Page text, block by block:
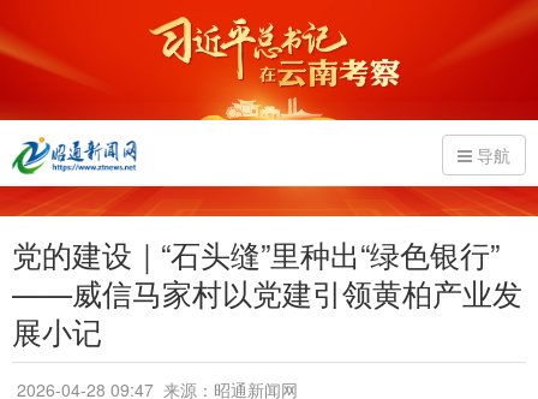
导航
党的建设｜“石头缝”里种出“绿色银行”
——威信马家村以党建引领黄柏产业发
展小记
2026-04-28 09:47 来源：昭通新闻网